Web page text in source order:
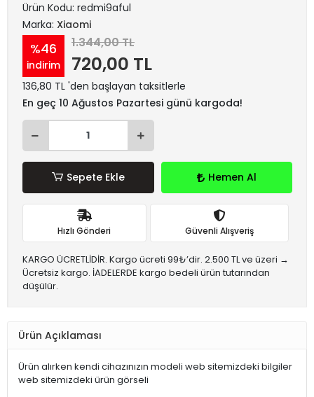
Ürün Kodu: redmi9aful
Marka: Xiaomi
%46
indirim
1.344,00 TL
720,00 TL
136,80 TL 'den başlayan taksitlerle
En geç 10 Ağustos Pazartesi günü kargoda!
Sepete Ekle Hemen Al
Hızlı Gönderi Güvenli Alışveriş
KARGO ÜCRETLİDİR. Kargo ücreti 99₺’dir. 2.500 TL ve üzeri →
Ücretsiz kargo. İADELERDE kargo bedeli ürün tutarından
düşülür.
Ürün Açıklaması
Ürün alırken kendi cihazınızın modeli web sitemizdeki bilgiler
web sitemizdeki ürün görseli